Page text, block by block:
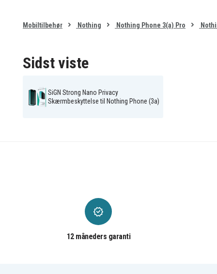
Mærke: SiGN
Kompatibel med: Nothing Phone (3a) Pro
Emballagen indeholder: Skærmbeskyttelse,
Mobiltilbehør Nothing Nothing Phone 3(a) Pro
Sidst viste
SiGN Strong Nano Privacy
Skærmbeskyttelse til Nothing Phone (3a)
12 måneders garanti